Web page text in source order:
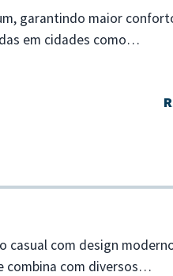
garantindo maior
em cidades como
casual com design
combina com diversos